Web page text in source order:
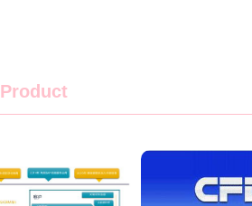
Product